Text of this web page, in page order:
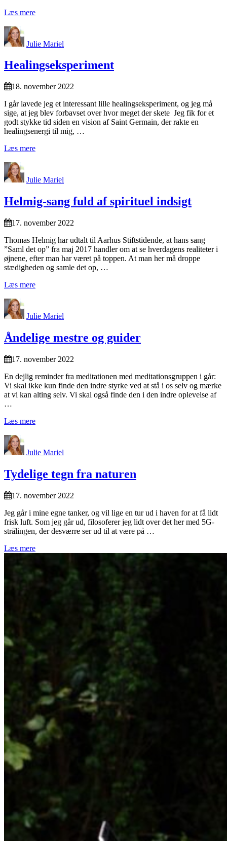
Læs mere
Julie Mariel
Healingseksperiment
18. november 2022
I går lavede jeg et interessant lille healingseksperiment, og jeg må
sige, at jeg blev forbavset over hvor meget der skete Jeg fik for et
godt stykke tid siden en vision af Saint Germain, der rakte en
healingsenergi til mig, …
Læs mere
Julie Mariel
Helmig-sang fuld af spirituel indsigt
17. november 2022
Thomas Helmig har udtalt til Aarhus Stiftstidende, at hans sang
”Saml det op” fra maj 2017 handler om at se hverdagens realiteter i
øjnene, efter man har været på toppen. At man her må droppe
stædigheden og samle det op, …
Læs mere
Julie Mariel
Åndelige mestre og guider
17. november 2022
En dejlig reminder fra meditationen med meditationsgruppen i går:
Vi skal ikke kun finde den indre styrke ved at stå i os selv og mærke
at vi kan alting selv. Vi skal også finde den i den indre oplevelse af
…
Læs mere
Julie Mariel
Tydelige tegn fra naturen
17. november 2022
Jeg går i mine egne tanker, og vil lige en tur ud i haven for at få lidt
frisk luft. Som jeg går ud, filosoferer jeg lidt over det her med 5G-
strålingen, der desværre ser ud til at være på …
Læs mere